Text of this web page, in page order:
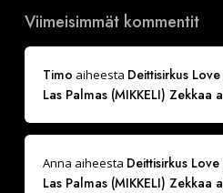
Viimeisimmät kommentit
Timo aiheesta Deittisirkus
Las Palmas (MIKKELI) Zekkaa
Anna aiheesta Deittisirkus
Las Palmas (MIKKELI) Zekkaa